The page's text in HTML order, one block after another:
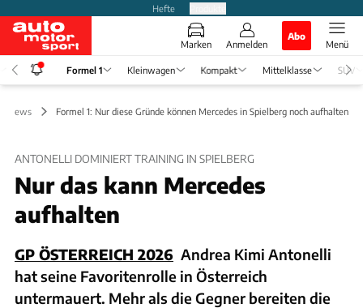
Hefte
Marken Anmelden
Abo
Menü
Formel 1 Kleinwagen Kompakt Mittelklasse SUV
News Formel 1: Nur diese Gründe können Mercedes in Spielberg noch aufhalten
ANTONELLI DOMINIERT TRAINING IN SPIELBERG
Nur das kann Mercedes
aufhalten
GP ÖSTERREICH 2026 Andrea Kimi Antonelli
hat seine Favoritenrolle in Österreich
untermauert. Mehr als die Gegner bereiten die